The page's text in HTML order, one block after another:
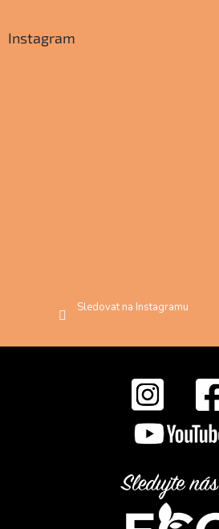
Instagram
Sledovat na Instagramu